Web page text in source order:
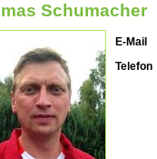
Schumacher
E-Mail
Telefon